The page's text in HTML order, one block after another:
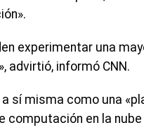
experimentar una
advirtió, informó CNN.
sí misma como una
computación en la